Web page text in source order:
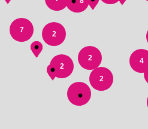
2
4
7
2
2
3
2